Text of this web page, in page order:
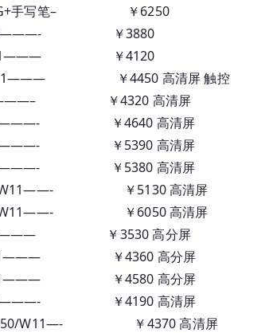
手写笔– ￥6250
W10———- ￥3880
W11——— ￥4120
￥4450 高清屏 触控
￥4320 高清屏
￥4640 高清屏
￥5390 高清屏
￥5380 高清屏
W11——- ￥5130 高清屏
W11——- ￥6050 高清屏
￥3530 高分屏
￥4360 高分屏
￥4580 高分屏
￥4190 高清屏
W11—- ￥4370 高清屏